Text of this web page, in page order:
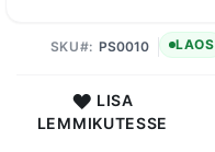
SKU PS0010 LAOS
LISA
LEMMIKUTESSE